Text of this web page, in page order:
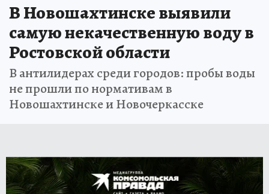
В Новошахтинске выявили
самую некачественную воду в
Ростовской области
В антилидерах среди городов: пробы воды
не прошли по нормативам в
Новошахтинске и Новочеркасске